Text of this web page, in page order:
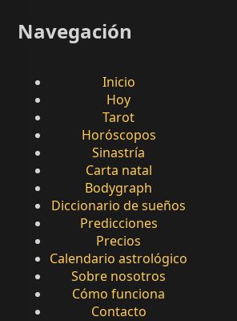
Navegación
Inicio
Hoy
Tarot
Horóscopos
Sinastría
Carta natal
Bodygraph
Diccionario de sueños
Predicciones
Precios
Calendario astrológico
Sobre nosotros
Cómo funciona
Contacto